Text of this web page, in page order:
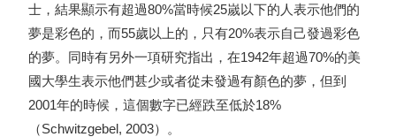
士，結果顯示有超過80%當時候25嵗以下的人表示他們的
夢是彩色的，而55歲以上的，只有20%表示自己發過彩色
的夢。同時有另外一項研究指出，在1942年超過70%的美
國大學生表示他們甚少或者從未發過有顏色的夢，但到
2001年的時候，這個數字已經跌至低於18%
（Schwitzgebel, 2003）。